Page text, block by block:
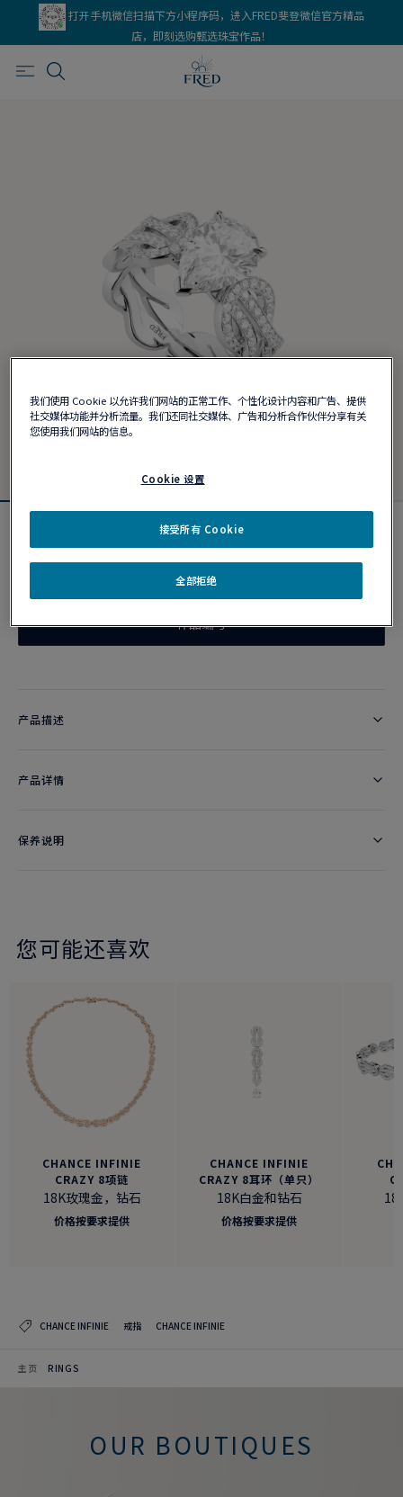
打开手机微信扫描下方小程序码，进入FRED斐登微信官方精品
店，即刻选购甄选珠宝作品！
Chance Infinie戒指
价格按要求提供
作品编号
产品描述
产品详情
保养说明
您可能还喜欢
CHANCE INFINIE
CRAZY 8项链
18K玫瑰金，钻石
价格按要求提供
CHANCE INFINIE
CRAZY 8耳环（单只）
18K白金和钻石
价格按要求提供
CHANCE INFINIE 戒指 CHANCE INFINIE
主页 RINGS
OUR BOUTIQUES
我们使用 Cookie 以允许我们网站的正常工作、个性化设计内容和广告、提供
社交媒体功能并分析流量。我们还同社交媒体、广告和分析合作伙伴分享有关
您使用我们网站的信息。
Cookie 设置
全部拒绝
接受所有 Cookie